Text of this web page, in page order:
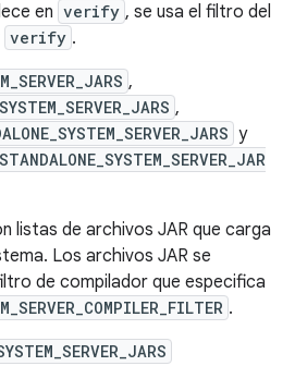
en verify , se usa el filtro del
verify .
,
,
y
listas de archivos JAR que carga
Los archivos JAR se
de compilador que especifica
.